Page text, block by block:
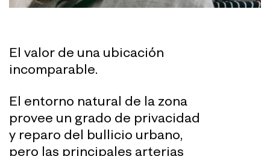
El valor de una ubicación
incomparable.
El entorno natural de la zona
provee un grado de privacidad
y reparo del bullicio urbano,
pero las principales arterias